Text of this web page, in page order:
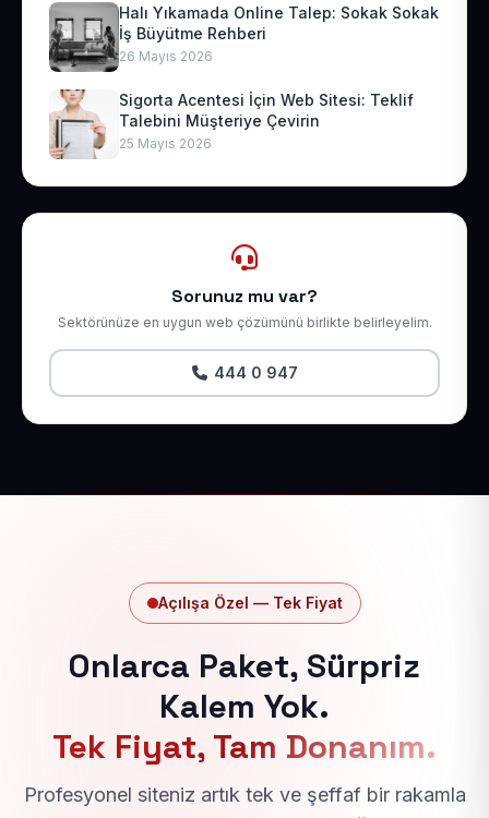
Halı Yıkamada Online Talep: Sokak Sokak
İş Büyütme Rehberi
26 Mayıs 2026
Sigorta Acentesi İçin Web Sitesi: Teklif
Talebini Müşteriye Çevirin
25 Mayıs 2026
Sorunuz mu var?
Sektörünüze en uygun web çözümünü birlikte belirleyelim.
444 0 947
Açılışa Özel — Tek Fiyat
Onlarca Paket, Sürpriz
Kalem Yok.
Tek Fiyat, Tam Donanım.
Profesyonel siteniz artık tek ve şeffaf bir rakamla